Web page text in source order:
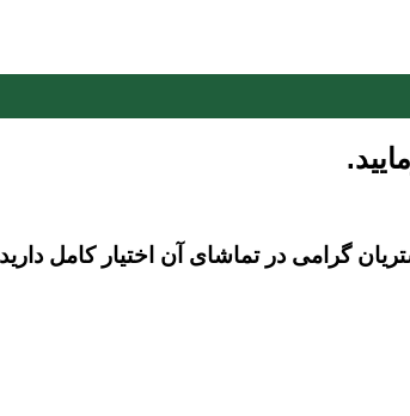
گرامی در تماشای آن اختیار کامل